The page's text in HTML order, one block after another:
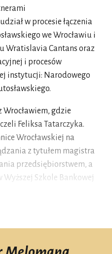
w procesie łączenia
we Wrocławiu i
Wratislavia Cantans oraz
i procesów
instytucji: Narodowego
gdzie
Feliksa Tatarczyka.
Wrocławskiej na
z tytułem magistra
przedsiębiorstwem, a
Szkole Bankowej
Projektem. W
z funduszy Unii
został wybudowany